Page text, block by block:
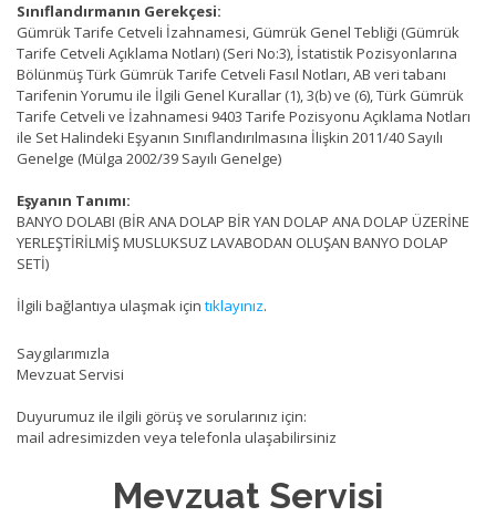
Mevzuat Servisi
Sınıflandırmanın Gerekçesi:
Gümrük Tarife Cetveli İzahnamesi, Gümrük Genel Tebliği (Gümrük
Tarife Cetveli Açıklama Notları) (Seri No:3), İstatistik Pozisyonlarına
Bölünmüş Türk Gümrük Tarife Cetveli Fasıl Notları, AB veri tabanı
Tarifenin Yorumu ile İlgili Genel Kurallar (1), 3(b) ve (6), Türk Gümrük
Tarife Cetveli ve İzahnamesi 9403 Tarife Pozisyonu Açıklama Notları
ile Set Halindeki Eşyanın Sınıflandırılmasına İlişkin 2011/40 Sayılı
Genelge (Mülga 2002/39 Sayılı Genelge)
Eşyanın Tanımı:
BANYO DOLABI (BİR ANA DOLAP BİR YAN DOLAP ANA DOLAP ÜZERİNE
YERLEŞTİRİLMİŞ MUSLUKSUZ LAVABODAN OLUŞAN BANYO DOLAP
SETİ)
İlgili bağlantıya ulaşmak için tıklayınız.
Saygılarımızla
Mevzuat Servisi
Duyurumuz ile ilgili görüş ve sorularınız için:
mail adresimizden veya telefonla ulaşabilirsiniz